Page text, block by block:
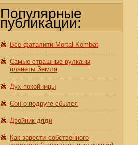
Популярные
публикации:
Все фаталити Mortal Kombat
Самые страшные вулканы
планеты Земля
Дух покойницы
Сон о подруге сбылся
Двойник дяди
Как завести собственного